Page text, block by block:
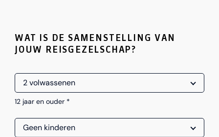
WAT IS DE SAMENSTELLING VAN
JOUW REISGEZELSCHAP?
12 jaar en ouder *